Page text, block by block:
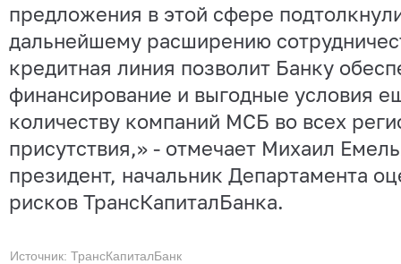
предложения в этой сфере
дальнейшему расширению
кредитная линия позволит Банку
финансирование и выгодные условия
количеству компаний МСБ во всех
присутствия,» - отмечает Михаил
президент, начальник Департамента
рисков ТрансКапиталБанка.
Источник: ТрансКапиталБанк